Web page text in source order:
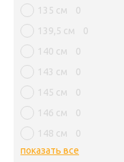
135 см
0
139,5 см
0
140 см
0
143 см
0
145 см
0
146 см
0
148 см
0
показать все